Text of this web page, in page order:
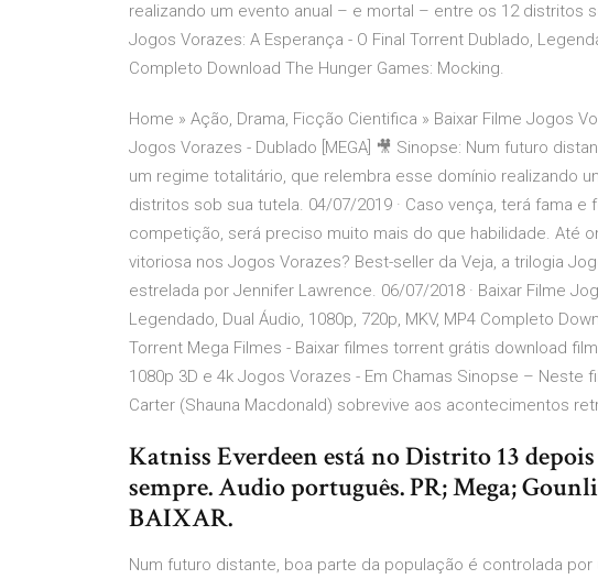
realizando um evento anual – e mortal – entre os 12 distritos
Jogos Vorazes: A Esperança - O Final Torrent Dublado,
Completo Download The Hunger Games: Mocking.
Home » Ação, Drama, Ficção Cientifica » Baixar Filme Jogos
Jogos Vorazes - Dublado [MEGA] 🎥 Sinopse: Num futuro
um regime totalitário, que relembra esse domínio realizando
distritos sob sua tutela. 04/07/2019 · Caso vença, terá fama e
competição, será preciso muito mais do que habilidade. Até
vitoriosa nos Jogos Vorazes? Best-seller da Veja, a trilogia
estrelada por Jennifer Lawrence. 06/07/2018 · Baixar Filme
Legendado, Dual Áudio, 1080p, 720p, MKV, MP4 Completo
Torrent Mega Filmes - Baixar filmes torrent grátis download
1080p 3D e 4k Jogos Vorazes - Em Chamas Sinopse – Neste
Carter (Shauna Macdonald) sobrevive aos acontecimentos
Katniss Everdeen está no Distrito 13
sempre. Audio português. PR; Mega;
BAIXAR.
Num futuro distante, boa parte da população é controlada